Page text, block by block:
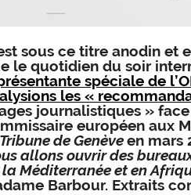
sous ce titre anodin
le quotidien du soir
spéciale de
les «
journalistiques »
européen aux
Tribune de Genèveen mars
allons ouvrir des
Méditerranée et en
Barbour. Extraits